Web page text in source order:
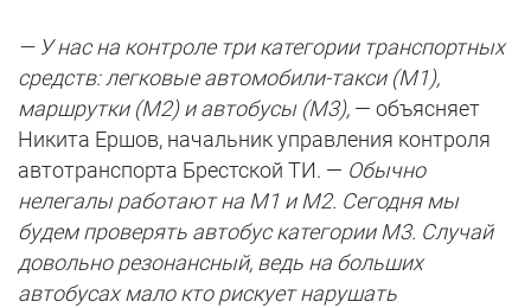
— У нас на контроле три категории транспортных
средств: легковые автомобили-такси (M1),
маршрутки (M2) и автобусы (M3), — объясняет
Никита Ершов, начальник управления контроля
автотранспорта Брестской ТИ. — Обычно
нелегалы работают на M1 и M2. Сегодня мы
будем проверять автобус категории M3. Случай
довольно резонансный, ведь на больших
автобусах мало кто рискует нарушать